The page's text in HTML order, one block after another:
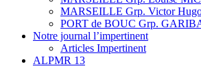
MARSEILLE Grp. Victor
PORT de BOUC Grp.
Notre journal l’impertinent
Articles Impertinent
ALPMR 13